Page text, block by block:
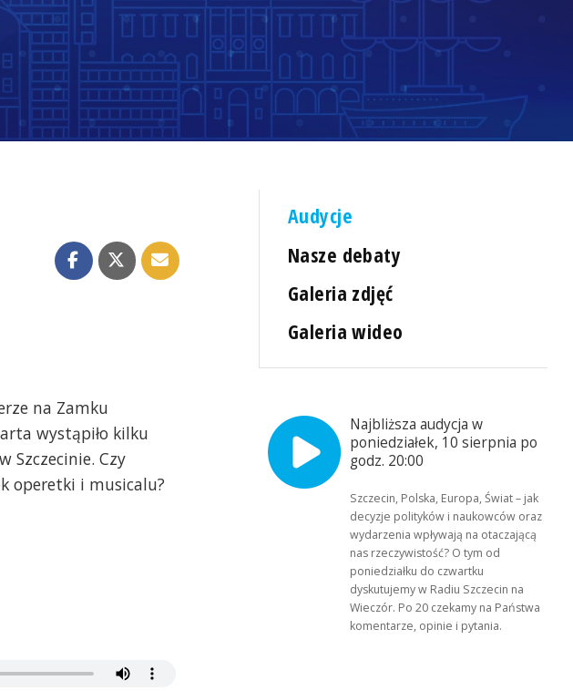
na Zamku
wystąpiło kilku
Szczecinie. Czy
operetki i musicalu?
Audycje
Nasze debaty
Galeria zdjęć
Galeria wideo
Najbliższa audycja w
poniedziałek, 10 sierpnia po
godz. 20:00
Szczecin, Polska, Europa, Świat – jak
decyzje polityków i naukowców oraz
wydarzenia wpływają na otaczającą
nas rzeczywistość? O tym od
poniedziałku do czwartku
dyskutujemy w Radiu Szczecin na
Wieczór. Po 20 czekamy na Państwa
komentarze, opinie i pytania.